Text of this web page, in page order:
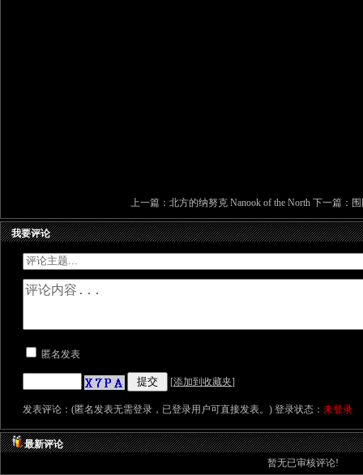
上一篇： 北方的纳努克 Nanook of the North 下一篇：
我要评论
匿名发表
[添加到收藏夹]
发表评论：(匿名发表无需登录，已登录用户可直接发表。) 登录状态： 未登录
最新评论
暂无已审核评论!